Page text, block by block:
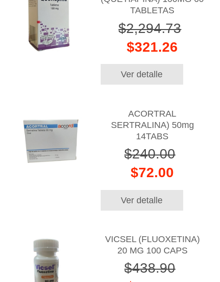
TABLETAS
$2,294.73
$321.26
Ver detalle
ACORTRAL
SERTRALINA) 50mg
14TABS
$240.00
$72.00
Ver detalle
VICSEL (FLUOXETINA)
20 MG 100 CAPS
$438.90